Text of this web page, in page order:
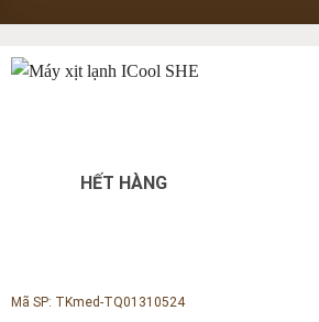
HẾT HÀNG
Mã SP: TKmed-TQ01310524